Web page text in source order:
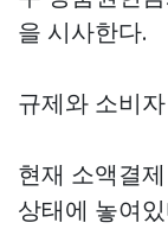
을 시사한다.
규제와 소비
현재 소액결
상태에 놓여